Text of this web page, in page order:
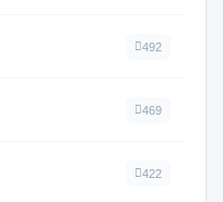
492
469
422